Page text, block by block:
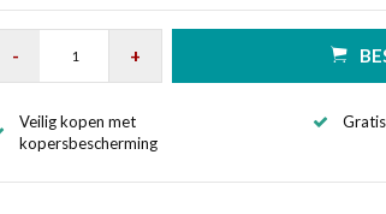
- +
Veilig kopen met
kopersbescherming